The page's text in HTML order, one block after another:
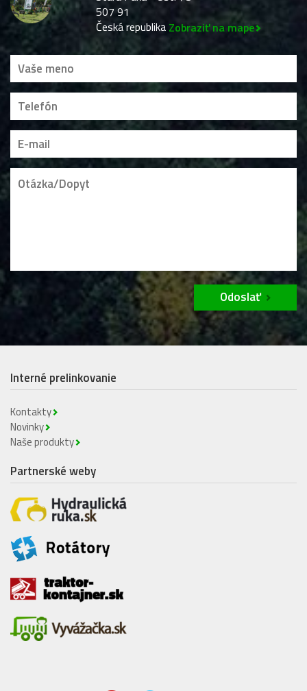
507 91
Česká republika Zobraziť na mape
Odoslať
Interné prelinkovanie
Kontakty
Novinky
Naše produkty
Partnerské weby